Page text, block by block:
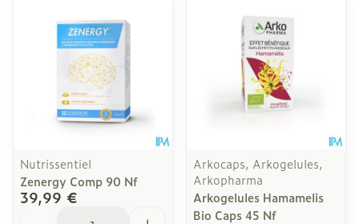
Nutrissentiel
Zenergy Comp 90 Nf
39,99 €
Arkocaps, Arkogelules,
Arkopharma
Arkogelules Hamamelis
Bio Caps 45 Nf